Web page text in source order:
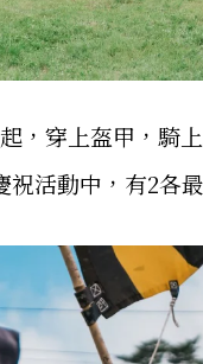
，穿上盔甲，騎
活動中，有2各